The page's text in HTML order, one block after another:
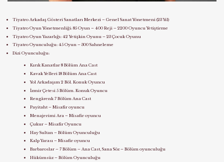
Tiyatro Arkadaş Gösteri Sanatları Merkezi – Genel Sanat Yönetmeni (23 Yıl)
Tiyatro Oyun Yönetmenliği: 85 Oyun – 400 Reji – 2200 Oyuncu Yetiştirme
Tiyatro Oyun Yazarlığı: 42 Yetişkin Oyunu – 23 Çocuk Oyunu
Tiyatro Oyunculuğu: 45 Oyun – 300 Sahneleme
Dizi Oyunculuğu:
Kırık Kanatlar 8 Bölüm Ana Cast
Kavak Yelleri 18 Bölüm Ana Cast
Yol Arkadaşım 2 Böl. Konuk Oyuncu
İzmir Çetesi 5 Bölüm. Konuk Oyuncu
Rengârenk 7 Bölüm Ana Cast
Payitaht – Misafir oyuncu
Menajerimi Ara – Misafir oyuncu
Çukur – Misafir Oyuncu
Hay Sultan – Bölüm Oyunculuğu
Kalp Yarası – Misafir oyuncu
Barbaroslar – 7 Bölüm – Ana Cast, Sana Söz – Bölüm oyunculuğu
Hükümsüz – Bölüm Oyunculuğu